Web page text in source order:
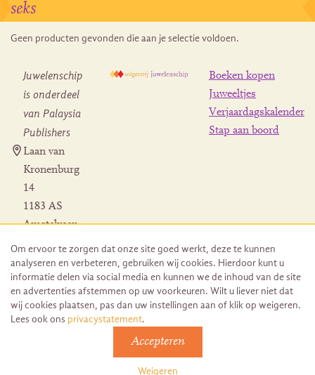
seks
Geen producten gevonden die aan je selectie voldoen.
Juwelenschip
is onderdeel
van Palaysia
Publishers
Laan van
Kronenburg
14
1183 AS
Amstelveen
Herroeping
bestelling
Boeken kopen
Juweeltjes
Verjaardagskalender
Stap aan boord
© 2026 Uitgeverij Juwelenschip. Duurzaam ontwikkeld door
Go2People
Om ervoor te zorgen dat onze site goed werkt, deze te kunnen
analyseren en verbeteren, gebruiken wij cookies. Hierdoor kunt u
informatie delen via social media en kunnen we de inhoud van de site
en advertenties afstemmen op uw voorkeuren. Wilt u liever niet dat
wij cookies plaatsen, pas dan uw instellingen aan of klik op weigeren.
Lees ook ons privacystatement.
Accepteren
Weigeren